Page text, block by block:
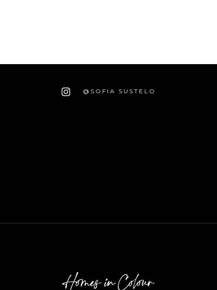
@SOFIA SUSTELO